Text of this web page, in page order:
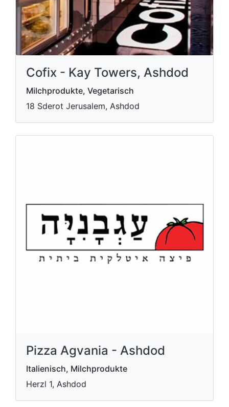
Cofix - Kay Towers, Ashdod
Milchprodukte, Vegetarisch
18 Sderot Jerusalem, Ashdod
Pizza Agvania - Ashdod
Italienisch, Milchprodukte
Herzl 1, Ashdod